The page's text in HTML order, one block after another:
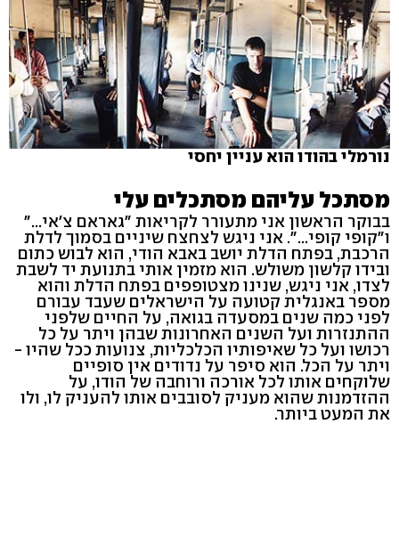
נורמלי בהודו הוא עניין יחסי
מסתכל עליהם מסתכלים עלי
בבוקר הראשון אני מתעורר לקריאות "גאראם צ'אי..."
ו"קופי קופי...". אני ניגש לצחצח שיניים בסמוך לדלת
הרכבת, בפתח הדלת יושב באבא הודי, הוא לבוש כתום
ובידו קלשון משולש. הוא מזמין אותי בתנועת יד לשבת
לצדו, אני ניגש, שנינו מצטופפים בפתח הדלת והוא
מספר באנגלית קטועה על הישראלים שעבד עבורם
לפני כמה שנים במסעדה בגואה, על החיים שלפני
ההתנזרות ועל השנים האחרונות שבהן ויתר על כל
רכושו ועל כל שאיפותיו הכלכליות, צנועות ככל שהיו -
ויתר על הכל. הוא סיפר על נדודים אין סופיים
שלוקחים אותו לכל אורכה ורוחבה של הודו, על
ההזדמנות שהוא מעניק לסובבים אותו להעניק לו, ולו
את המעט ביותר.